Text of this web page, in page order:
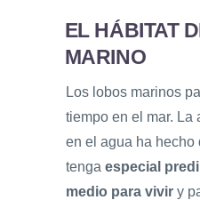
EL HÁBITAT
MARINO
Los lobos marinos
tiempo en el mar. La
en el agua ha hecho
tenga especial
medio para vivir y